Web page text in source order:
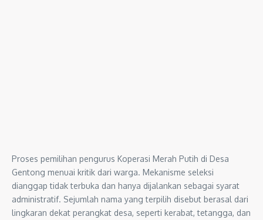
Proses pemilihan pengurus Koperasi Merah Putih di Desa
Gentong menuai kritik dari warga. Mekanisme seleksi
dianggap tidak terbuka dan hanya dijalankan sebagai syarat
administratif. Sejumlah nama yang terpilih disebut berasal dari
lingkaran dekat perangkat desa, seperti kerabat, tetangga, dan